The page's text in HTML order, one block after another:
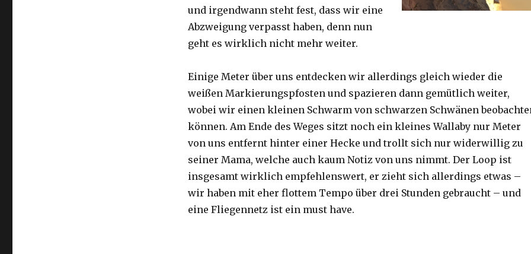
und irgendwann steht fest, dass wir eine
Abzweigung verpasst haben, denn nun
geht es wirklich nicht mehr weiter.
Einige Meter über uns entdecken wir allerdings gleich wieder die
weißen Markierungspfosten und spazieren dann gemütlich weiter,
wobei wir einen kleinen Schwarm von schwarzen Schwänen
können. Am Ende des Weges sitzt noch ein kleines Wallaby nur Meter
von uns entfernt hinter einer Hecke und trollt sich nur widerwillig zu
seiner Mama, welche auch kaum Notiz von uns nimmt. Der Loop ist
insgesamt wirklich empfehlenswert, er zieht sich allerdings etwas –
wir haben mit eher flottem Tempo über drei Stunden gebraucht – und
eine Fliegennetz ist ein must have.